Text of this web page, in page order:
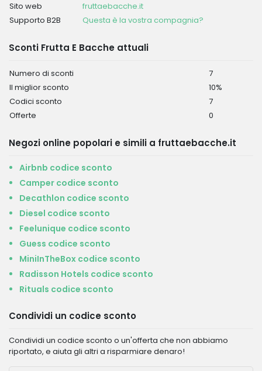
Sito web
fruttaebacche.it
Supporto B2B
Questa è la vostra compagnia?
Sconti Frutta E Bacche attuali
Numero di sconti
7
Il miglior sconto
10%
Codici sconto
7
Offerte
0
Negozi online popolari e simili a fruttaebacche.it
Airbnb codice sconto
Camper codice sconto
Decathlon codice sconto
Diesel codice sconto
Feelunique codice sconto
Guess codice sconto
MiniInTheBox codice sconto
Radisson Hotels codice sconto
Rituals codice sconto
Condividi un codice sconto
Condividi un codice sconto o un'offerta che non abbiamo
riportato, e aiuta gli altri a risparmiare denaro!